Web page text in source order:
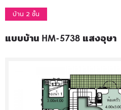
บ้าน 2 ชั้น
แบบบ้าน HM-5738 แสงอุษา